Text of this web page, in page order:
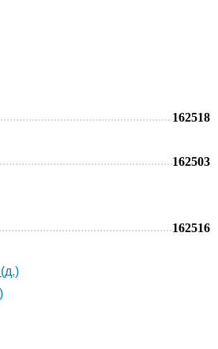
162518
162503
162516